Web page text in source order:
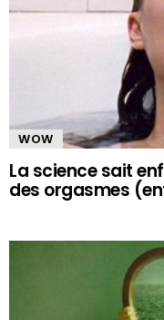
WOW
La science sait
des orgasmes